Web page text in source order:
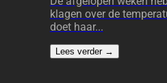
klagen over de
doet haar...
Lees verder →